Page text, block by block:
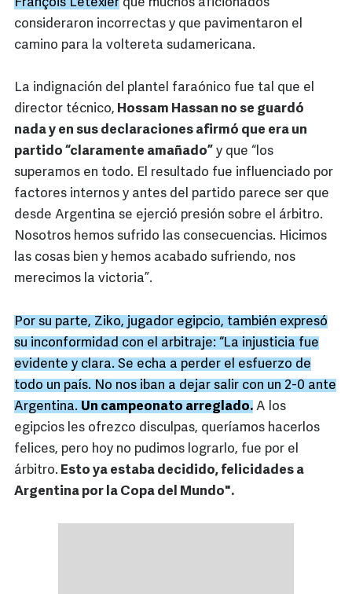
François Letexier que muchos aficionados
consideraron incorrectas y que pavimentaron el
camino para la voltereta sudamericana.
La indignación del plantel faraónico fue tal que el
director técnico, Hossam Hassan no se guardó
nada y en sus declaraciones afirmó que era un
partido “claramente amañado” y que “los
superamos en todo. El resultado fue influenciado por
factores internos y antes del partido parece ser que
desde Argentina se ejerció presión sobre el árbitro.
Nosotros hemos sufrido las consecuencias. Hicimos
las cosas bien y hemos acabado sufriendo, nos
merecimos la victoria”.
Por su parte, Ziko, jugador egipcio, también expresó
su inconformidad con el arbitraje: “La injusticia fue
evidente y clara. Se echa a perder el esfuerzo de
todo un país. No nos iban a dejar salir con un 2-0 ante
Argentina. Un campeonato arreglado. A los
egipcios les ofrezco disculpas, queríamos hacerlos
felices, pero hoy no pudimos lograrlo, fue por el
árbitro. Esto ya estaba decidido, felicidades a
Argentina por la Copa del Mundo".